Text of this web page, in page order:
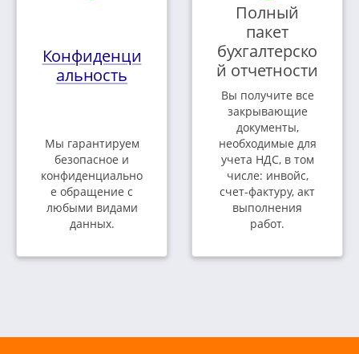
Конфиденци
альность
Мы гарантируем
безопасное и
конфиденциально
е обращение с
любыми видами
данных.
Полный
пакет
бухгалтерско
й отчетности
Вы получите все
закрывающие
документы,
необходимые для
учета НДС, в том
числе: инвойс,
счет-фактуру, акт
выполнения
работ.